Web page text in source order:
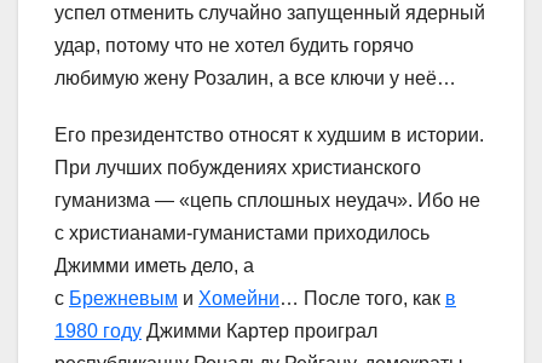
успел отменить случайно запущенный ядерный
удар, потому что не хотел будить горячо
любимую жену Розалин, а все ключи у неё…
Его президентство относят к худшим в истории.
При лучших побуждениях христианского
гуманизма — «цепь сплошных неудач». Ибо не
с христианами-гуманистами приходилось
Джимми иметь дело, а
с Брежневым и Хомейни… После того, как в
1980 году Джимми Картер проиграл